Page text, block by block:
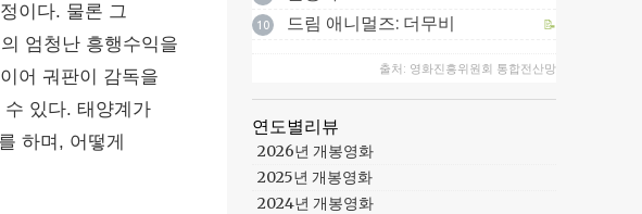
이다. 물론 그
엄청난 흥행수익을
어 궈판이 감독을
있다. 태양계가
하며, 어떻게
10 드림 애니멀즈: 더무비 📝
출처: 영화진흥위원회 통합전산망
연도별리뷰
2026년 개봉영화
2025년 개봉영화
2024년 개봉영화